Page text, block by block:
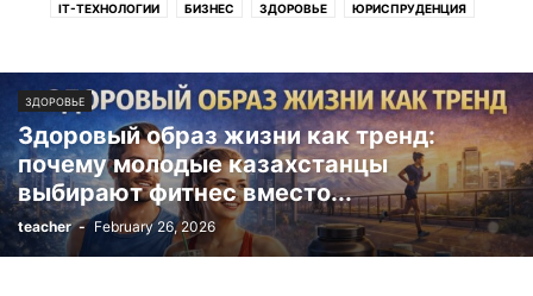
IT-ТЕХНОЛОГИИ БИЗНЕС ЗДОРОВЬЕ ЮРИСПРУДЕНЦИЯ
ЗДОРОВЬЕ
Здоровый образ жизни как тренд:
почему молодые казахстанцы
выбирают фитнес вместо...
teacher - February 26, 2026